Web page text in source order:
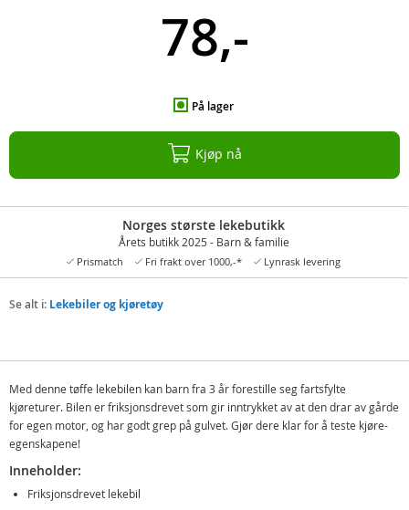
78,-
På lager
Kjøp nå
Norges største lekebutikk
Årets butikk 2025 - Barn & familie
Prismatch Fri frakt over 1000,-* Lynrask levering
Se alt i: Lekebiler og kjøretøy
Med denne tøffe lekebilen kan barn fra 3 år forestille seg fartsfylte
kjøreturer. Bilen er friksjonsdrevet som gir inntrykket av at den drar av gårde
for egen motor, og har godt grep på gulvet. Gjør dere klar for å teste kjøre-
egenskapene!
Inneholder:
Friksjonsdrevet lekebil